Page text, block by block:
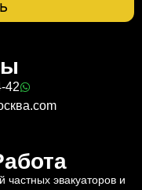
42
частных эвакуаторов и